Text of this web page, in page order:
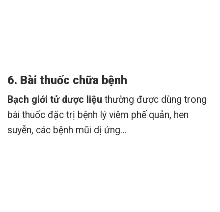
6. Bài thuốc chữa bệnh
Bạch giới tử dược liệu thường được dùng trong
bài thuốc đặc trị bệnh lý viêm phế quản, hen
suyễn, các bệnh mũi dị ứng…